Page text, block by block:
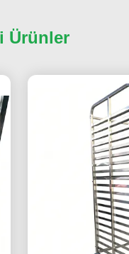
Ürünler